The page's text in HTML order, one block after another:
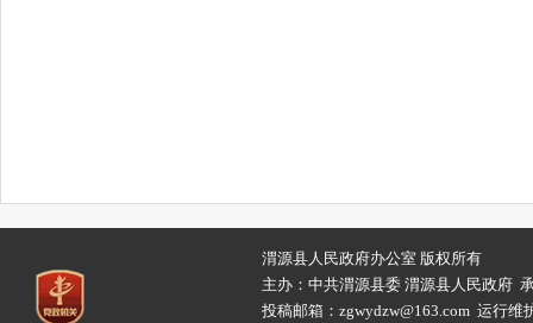
渭源县人民政府办公室 版权所有
主办：中共渭源县委 渭源县人民政府
投稿邮箱：zgwydzw@163.com 运行维